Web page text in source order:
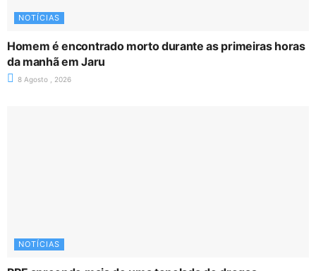
NOTÍCIAS
Homem é encontrado morto durante as primeiras horas
da manhã em Jaru
8 Agosto , 2026
NOTÍCIAS